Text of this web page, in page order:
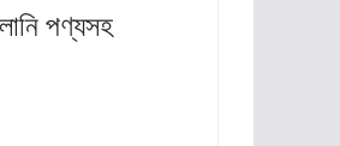
পণ্যসহ